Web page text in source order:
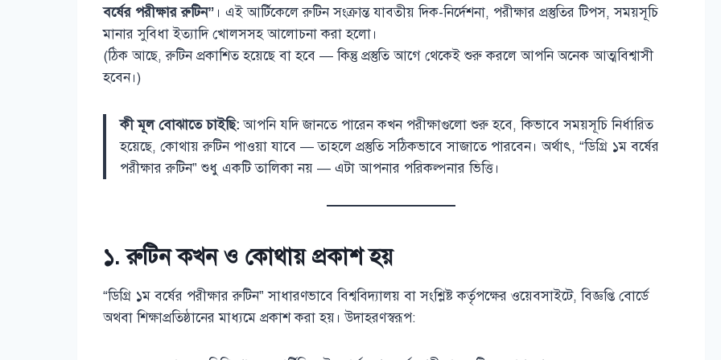
বর্ষের পরীক্ষার রুটিন” । এই আর্টিকেলে রুটিন সংক্রান্ত যাবতীয় দিক-নির্দেশনা, পরীক্ষার প্রস্তুতির টিপস, সময়সূচি
মানার সুবিধা ইত্যাদি খোলসসহ আলোচনা করা হলো।
(ঠিক আছে, রুটিন প্রকাশিত হয়েছে বা হবে — কিন্তু প্রস্তুতি আগে থেকেই শুরু করলে আপনি অনেক আত্মবিশ্বাসী
হবেন।)
কী মূল বোঝাতে চাইছি:আপনি যদি জানতে পারেন কখন পরীক্ষাগুলো শুরু হবে, কিভাবে সময়সূচি নির্ধারিত
হয়েছে, কোথায় রুটিন পাওয়া যাবে — তাহলে প্রস্তুতি সঠিকভাবে সাজাতে পারবেন। অর্থাৎ, “ডিগ্রি ১ম বর্ষের
পরীক্ষার রুটিন” শুধু একটি তালিকা নয় — এটা আপনার পরিকল্পনার ভিত্তি।
১. রুটিন কখন ও কোথায় প্রকাশ হয়
“ডিগ্রি ১ম বর্ষের পরীক্ষার রুটিন” সাধারণভাবে বিশ্ববিদ্যালয় বা সংশ্লিষ্ট কর্তৃপক্ষের ওয়েবসাইটে, বিজ্ঞপ্তি বোর্ডে
অথবা শিক্ষাপ্রতিষ্ঠানের মাধ্যমে প্রকাশ করা হয়। উদাহরণস্বরূপ: